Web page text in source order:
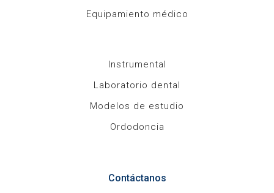
Equipamiento médico
Instrumental
Laboratorio dental
Modelos de estudio
Ordodoncia
Contáctanos